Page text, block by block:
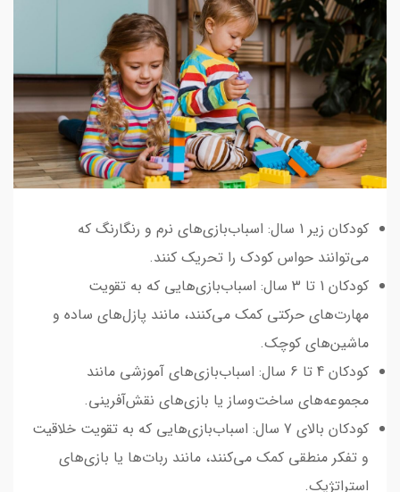
کودکان زیر 1 سال: اسباب‌بازی‌های نرم و رنگارنگ که
می‌توانند حواس کودک را تحریک کنند.
کودکان 1 تا 3 سال: اسباب‌بازی‌هایی که به تقویت
مهارت‌های حرکتی کمک می‌کنند، مانند پازل‌های ساده و
ماشین‌های کوچک.
کودکان 4 تا 6 سال: اسباب‌بازی‌های آموزشی مانند
مجموعه‌های ساخت‌وساز یا بازی‌های نقش‌آفرینی.
کودکان بالای 7 سال: اسباب‌بازی‌هایی که به تقویت خلاقیت
و تفکر منطقی کمک می‌کنند، مانند ربات‌ها یا بازی‌های
استراتژیک.